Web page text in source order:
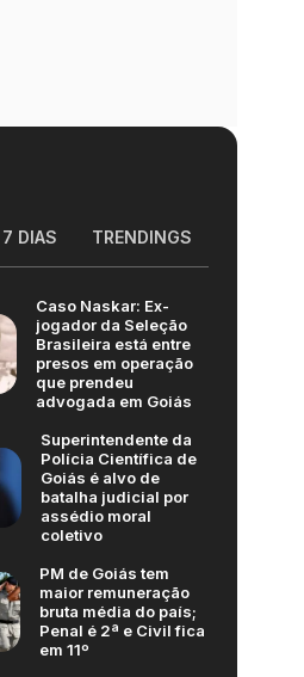
7 DIAS TRENDINGS
Caso Naskar: Ex-
jogador da Seleção
Brasileira está entre
presos em operação
que prendeu
advogada em Goiás
Superintendente da
Polícia Científica de
Goiás é alvo de
batalha judicial por
assédio moral
coletivo
PM de Goiás tem
maior remuneração
bruta média do país;
Penal é 2ª e Civil fica
em 11º